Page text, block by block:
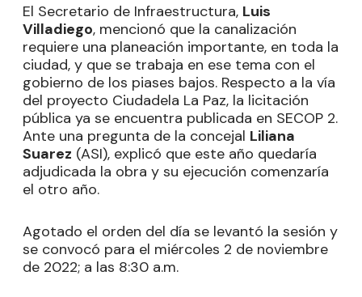
El Secretario de Infraestructura, Luis
Villadiego, mencionó que la canalización
requiere una planeación importante, en toda la
ciudad, y que se trabaja en ese tema con el
gobierno de los piases bajos. Respecto a la vía
del proyecto Ciudadela La Paz, la licitación
pública ya se encuentra publicada en SECOP 2.
Ante una pregunta de la concejal Liliana
Suarez (ASI), explicó que este año quedaría
adjudicada la obra y su ejecución comenzaría
el otro año.
Agotado el orden del día se levantó la sesión y
se convocó para el miércoles 2 de noviembre
de 2022; a las 8:30 a.m.